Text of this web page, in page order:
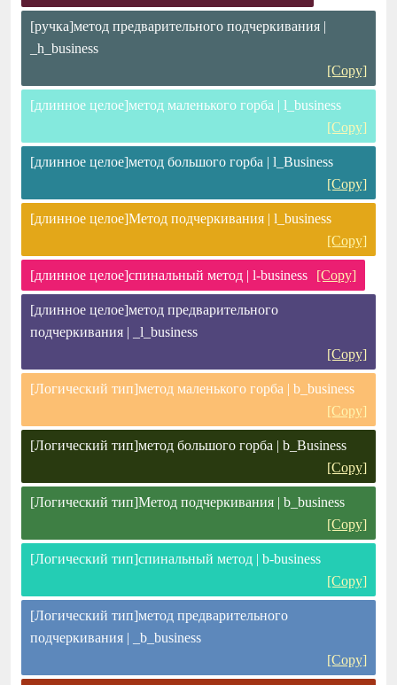
[ручка]метод предварительного подчеркивания |
_h_business
[Copy]
[длинное целое]метод маленького горба | l_business
[Copy]
[длинное целое]метод большого горба | l_Business
[Copy]
[длинное целое]Метод подчеркивания | l_business
[Copy]
[длинное целое]спинальный метод | l-business [Copy]
[длинное целое]метод предварительного
подчеркивания | _l_business
[Copy]
[Логический тип]метод маленького горба | b_business
[Copy]
[Логический тип]метод большого горба | b_Business
[Copy]
[Логический тип]Метод подчеркивания | b_business
[Copy]
[Логический тип]спинальный метод | b-business
[Copy]
[Логический тип]метод предварительного
подчеркивания | _b_business
[Copy]